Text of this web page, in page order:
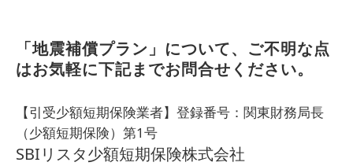
「地震補償プラン」について、ご不明な点
はお気軽に下記までお問合せください。
【引受少額短期保険業者】登録番号：関東財務局長
（少額短期保険）第1号
SBIリスタ少額短期保険株式会社